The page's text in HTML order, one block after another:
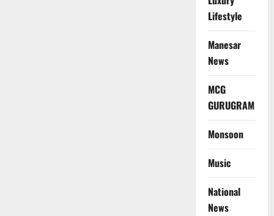
Lifestyle
Manesar
News
MCG
GURUGRAM
Monsoon
Music
National
News